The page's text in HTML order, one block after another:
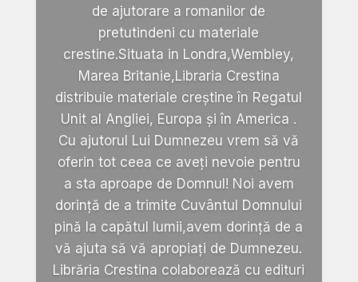
de ajutorare a romanilor de
pretutindeni cu materiale
crestine.Situata in Londra,Wembley,
Marea Britanie,Libraria Crestina
distribuie materiale creștine în Regatul
Unit al Angliei, Europa și în America .
Cu ajutorul Lui Dumnezeu vrem să vă
oferin tot ceea ce aveți nevoie pentru
a sta aproape de Domnul! Noi avem
dorință de a trimite Cuvântul Domnului
pină la capătul lumii,avem dorință de a
vă ajuta să vă apropiați de Dumnezeu.
Librăria Crestina colaborează cu edituri